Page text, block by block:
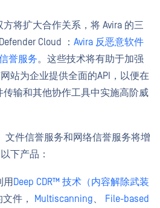
方将扩大合作关系，将 Avira 的三
Cloud ： Avira 反恶意软件
誉服务。这些技术将有助于加强
网站为企业提供全面的API，以便在
传输和其他协作工具中实施高阶威
文件信誉服务和网络信誉服务将增
下产品：
Deep CDR™ 技术（内容解除武装
件， Multiscanning、
File-based